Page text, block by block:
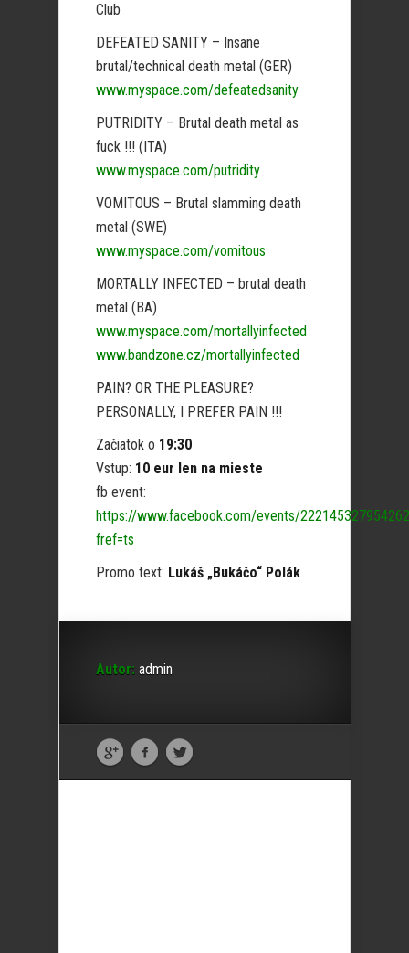
Club
DEFEATED SANITY – Insane
brutal/technical death metal (GER)
www.myspace.com/defeatedsanity
PUTRIDITY – Brutal death metal as
fuck !!! (ITA)
www.myspace.com/putridity
VOMITOUS – Brutal slamming death
metal (SWE)
www.myspace.com/vomitous
MORTALLY INFECTED – brutal death
metal (BA)
www.myspace.com/mortallyinfected
www.bandzone.cz/mortallyinfected
PAIN? OR THE PLEASURE?
PERSONALLY, I PREFER PAIN !!!
Začiatok o 19:30
Vstup: 10 eur len na mieste
fb event:
https://www.facebook.com/events/
fref=ts
Promo text: Lukáš „Bukáčo“ Polák
Autor: admin